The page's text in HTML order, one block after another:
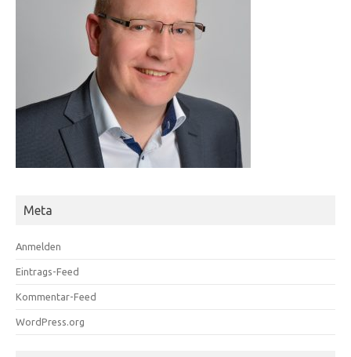
Meta
Anmelden
Eintrags-Feed
Kommentar-Feed
WordPress.org